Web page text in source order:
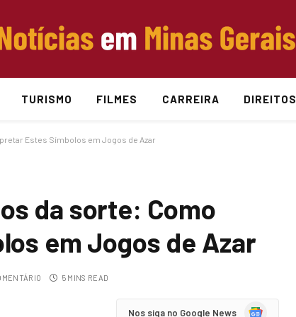
TURISMO FILMES CARREIRA DIREITOS
Estes Símbolos em Jogos de Azar
da sorte: Como
em Jogos de Azar
5 MINS READ
Nos siga no Google News Google